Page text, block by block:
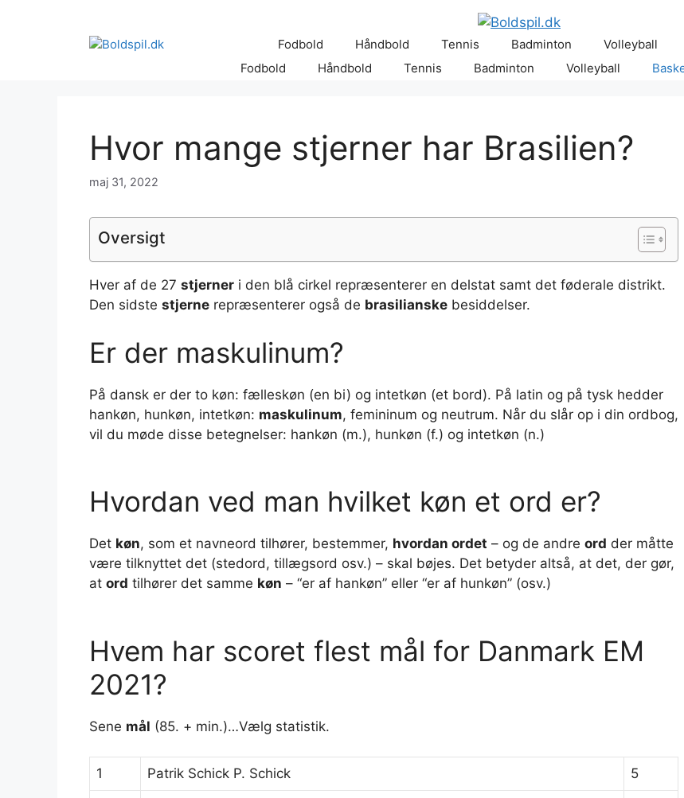
Fodbold Håndbold Tennis Badminton Volleyball
Fodbold
Håndbold Tennis Badminton Volleyball
Hvor mange stjerner har Brasilien?
maj 31, 2022
Oversigt
Hver af de 27 stjerner i den blå cirkel repræsenterer en delstat samt det føderale distrikt.
Den sidste stjerne repræsenterer også de brasilianske besiddelser.
Er der maskulinum?
På dansk er der to køn: fælleskøn (en bi) og intetkøn (et bord). På latin og på tysk hedder
hankøn, hunkøn, intetkøn: maskulinum, femininum og neutrum. Når du slår op i din ordbog,
vil du møde disse betegnelser: hankøn (m.), hunkøn (f.) og intetkøn (n.)
Hvordan ved man hvilket køn et ord er?
Det køn, som et navneord tilhører, bestemmer, hvordan ordet – og de andre ord der måtte
være tilknyttet det (stedord, tillægsord osv.) – skal bøjes. Det betyder altså, at det, der gør,
at ord tilhører det samme køn – “er af hankøn” eller “er af hunkøn” (osv.)
Hvem har scoret flest mål for Danmark EM
2021?
Sene mål (85. + min.)…Vælg statistik.
1 Patrik Schick P. Schick 5